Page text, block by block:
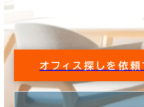
オフィス探しを依頼